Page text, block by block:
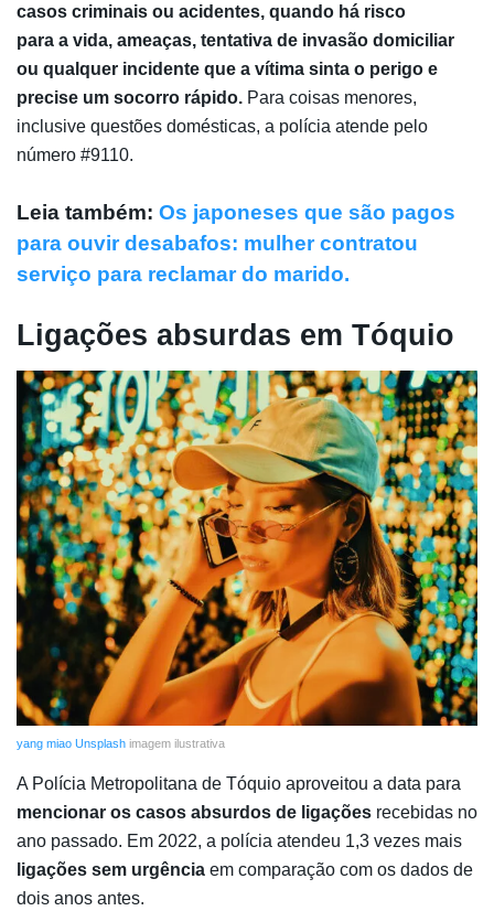
casos criminais ou acidentes, quando há risco
para a vida, ameaças, tentativa de invasão domiciliar
ou qualquer incidente que a vítima sinta o perigo e
precise um socorro rápido. Para coisas menores,
inclusive questões domésticas, a polícia atende pelo
número #9110.
Leia também: Os japoneses que são pagos
para ouvir desabafos: mulher contratou
serviço para reclamar do marido.
Ligações absurdas em Tóquio
yang miao Unsplash imagem ilustrativa
A Polícia Metropolitana de Tóquio aproveitou a data para
mencionar os casos absurdos de ligações recebidas no
ano passado. Em 2022, a polícia atendeu 1,3 vezes mais
ligações sem urgência em comparação com os dados de
dois anos antes.